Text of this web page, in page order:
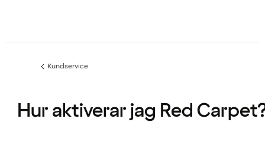
Föregående
Kundservice
Hur aktiverar jag Red